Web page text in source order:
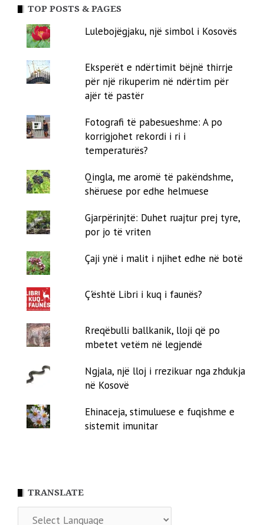
TOP POSTS & PAGES
Lulebojëgjaku, një simbol i Kosovës
Eksperët e ndërtimit bëjnë thirrje
për një rikuperim në ndërtim për
ajër të pastër
Fotografi të pabesueshme: A po
korrigjohet rekordi i ri i
temperaturës?
Qingla, me aromë të pakëndshme,
shëruese por edhe helmuese
Gjarpërinjtë: Duhet ruajtur prej tyre,
por jo të vriten
Çaji ynë i malit i njihet edhe në botë
Ç'është Libri i kuq i faunës?
Rreqëbulli ballkanik, lloji që po
mbetet vetëm në legjendë
Ngjala, një lloj i rrezikuar nga zhdukja
në Kosovë
Ehinaceja, stimuluese e fuqishme e
sistemit imunitar
TRANSLATE